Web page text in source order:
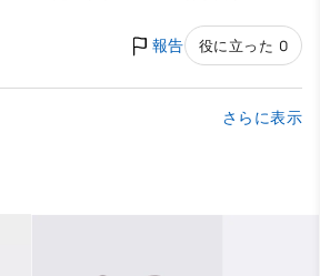
報告 役に立った 0
さらに表示